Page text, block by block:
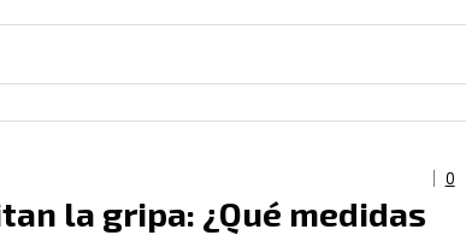
0
la gripa: ¿Qué medidas